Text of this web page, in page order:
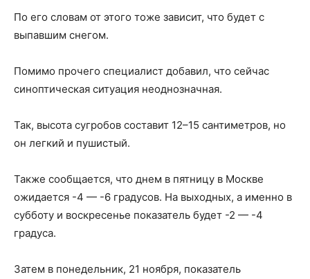
По его словам от этого тоже зависит, что будет с
выпавшим снегом.
Помимо прочего специалист добавил, что сейчас
синоптическая ситуация неоднозначная.
Так, высота сугробов составит 12–15 сантиметров, но
он легкий и пушистый.
Также сообщается, что днем в пятницу в Москве
ожидается -4 — -6 градусов. На выходных, а именно в
субботу и воскресенье показатель будет -2 — -4
градуса.
Затем в понедельник, 21 ноября, показатель